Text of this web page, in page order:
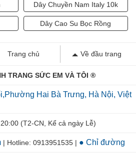
Dây Chuyền Nam Italy 10k
Dây Cao Su Bọc Rồng
Trang chủ Về đầu trang
TRANG SỨC EM VÀ TÔI ®
Hai Bà Trưng, Hà Nội, Việt
(T2-CN, Kể cả ngày Lễ)
| Hotline: 0913951535 | ● Chỉ đường